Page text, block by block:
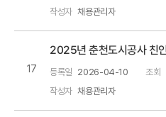
작성자 채용관리자
17
2025년 춘천도시공사 친
등록일 2026-04-10 조회
작성자 채용관리자